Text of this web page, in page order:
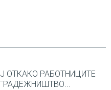
ОТКАКО РАБОТНИЦИТЕ